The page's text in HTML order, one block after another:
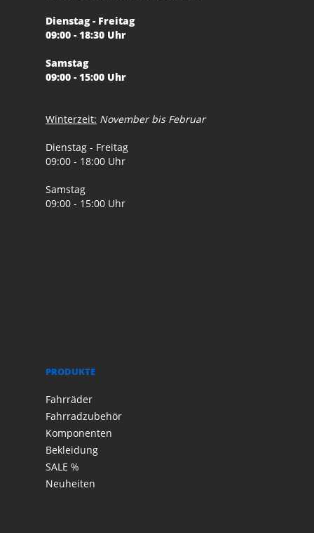
Dienstag - Freitag
09:00 - 18:30 Uhr
Samstag
09:00 - 15:00 Uhr
Winterzeit: November bis Februar
Dienstag - Freitag
09:00 - 18:00 Uhr
Samstag
09:00 - 15:00 Uhr
PRODUKTE
Fahrräder
Fahrradzubehör
Komponenten
Bekleidung
SALE %
Neuheiten